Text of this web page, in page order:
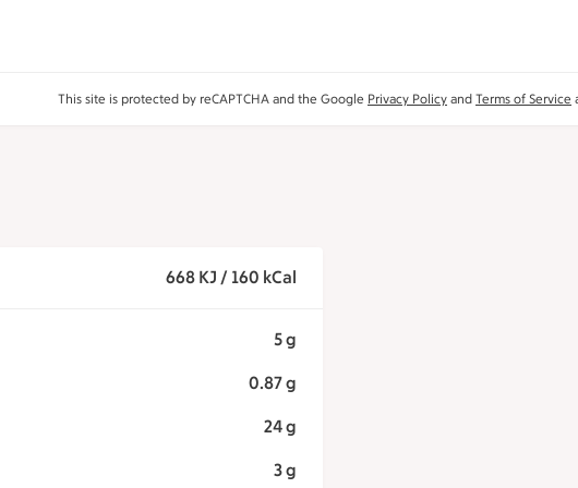
This site is protected by reCAPTCHA and the Google Privacy Policy and Terms of Service
668 KJ / 160 kCal
5 g
0.87 g
24 g
3 g